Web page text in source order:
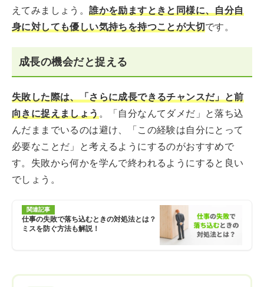
えてみましょう。誰かを励ますときと同様に、自分自
身に対しても優しい気持ちを持つことが大切です。
成長の機会だと捉える
失敗した際は、「さらに成長できるチャンスだ」と前
向きに捉えましょう。「自分なんてダメだ」と落ち込
んだままでいるのは避け、「この経験は自分にとって
必要なことだ」と考えるようにするのがおすすめで
す。失敗から何かを学んで終われるようにすると良い
でしょう。
関連記事
仕事の失敗で落ち込むときの対処法とは？
ミスを防ぐ方法も解説！